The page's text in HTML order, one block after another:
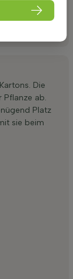
Die
Pflanze ab.
Platz
sie beim